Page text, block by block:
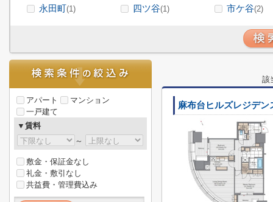
永田町(1) 四ツ谷(1) 市ケ谷(2)
該
麻布台ヒルズレジデン
アパート
マンション
一戸建て
▼賃料
～
敷金・保証金なし
礼金・敷引なし
共益費・管理費込み